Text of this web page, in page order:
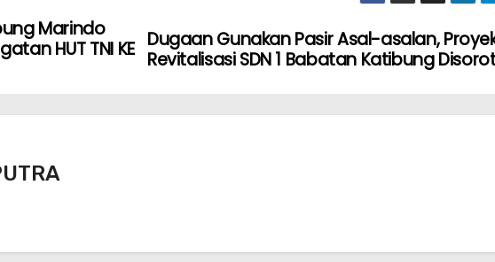
Dugaan Gunakan Pasir Asal-asalan,
Revitalisasi SDN 1 Babatan Katibung
Marindo
HUT TNI KE